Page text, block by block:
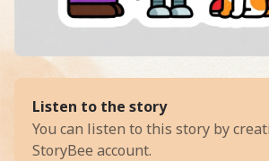
Listen to the storyof
You can listen to this story by
StoryBee account.